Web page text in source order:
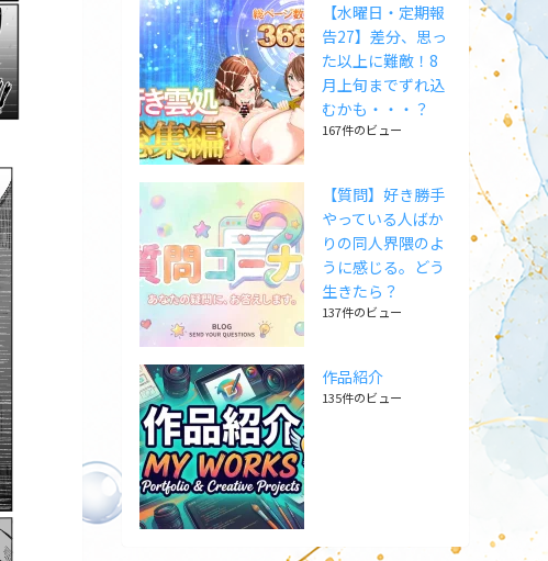
【水曜日・定期報
告27】差分、思っ
た以上に難敵！8
月上旬までずれ込
むかも・・・？
167件のビュー
【質問】好き勝手
やっている人ばか
りの同人界隈のよ
うに感じる。どう
生きたら？
137件のビュー
作品紹介
135件のビュー